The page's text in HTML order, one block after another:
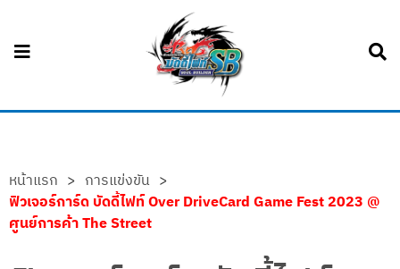
หน้าแรก > การแข่งขัน >
ฟิวเจอร์การ์ด บัดดี้ไฟท์ Over DriveCard Game Fest 2023 @
ศูนย์การค้า The Street